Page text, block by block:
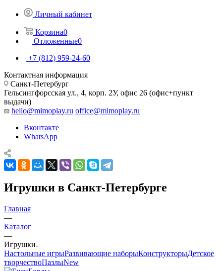
Личный кабинет
Корзина0
Отложенные0
+7 (812) 959-24-60
Контактная информация
Санкт-Петербург
Гельсингфорсская ул., 4, корп. 2У, офис 26 (офис+пункт
выдачи)
hello@mimoplay.ru office@mimoplay.ru
Вконтакте
WhatsApp
Игрушки в Санкт-Петербурге
Главная
—
Каталог
—
Игрушки
Настольные игрыРазвивающие наборыКонструкторыДетское
творчествоПазлыNew